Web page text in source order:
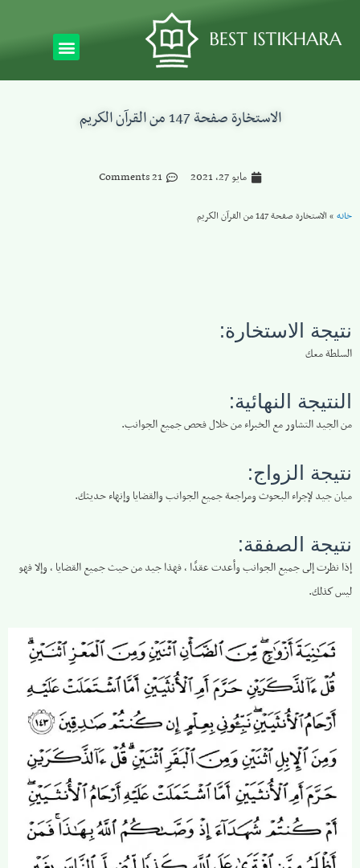
الاستخارة صفحة 147 من القرآن الكريم
مايو 27, 2021 21 Comments
خانه » الاستخارة صفحة 147 من القرآن الكريم
نتيجة الاستخارة:
السلطة معك
النتيجة النهائية:
من الجيد التشاور مع الخبراء من خلال فحص جميع الجوانب.
نتيجة الزواج:
ميان جيد لإجراء البحوث ومراجعة جميع الجوانب والقضايا وإنهاء حديثك.
نتيجة الصفقة:
إذا نظرت إلى جميع الجوانب وأعدت عقدًا ، فهذا جيد من حيث جميع القضايا ، وإلا فهو
ليس كذلك.